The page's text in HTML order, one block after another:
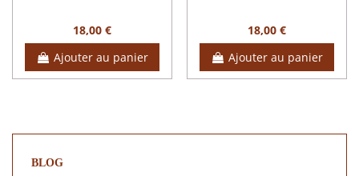
18,00 €
Ajouter au panier
18,00 €
Ajouter au panier
BLOG